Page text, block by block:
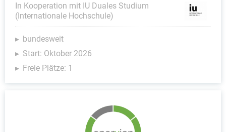
In Kooperation mit IU Duales Studium
(Internationale Hochschule)
bundesweit
Start: Oktober 2026
Freie Plätze: 1